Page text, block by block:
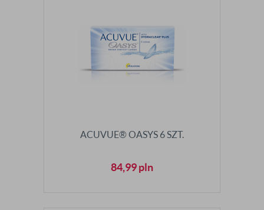
ACUVUE® OASYS 6 SZT.
84,99pln